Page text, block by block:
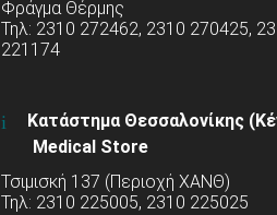
Φράγμα Θέρμης
Τηλ: 2310 272462, 2310 270425,
221174
Κατάστημα Θεσσαλονίκης
Medical Store
Τσιμισκή 137 (Περιοχή ΧΑΝΘ)
Τηλ: 2310 225005, 2310 225025